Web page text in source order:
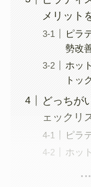
メリット
ピラ
勢改
ホッ
トッ
どっちが
ェックリ
ピラ
ホッ